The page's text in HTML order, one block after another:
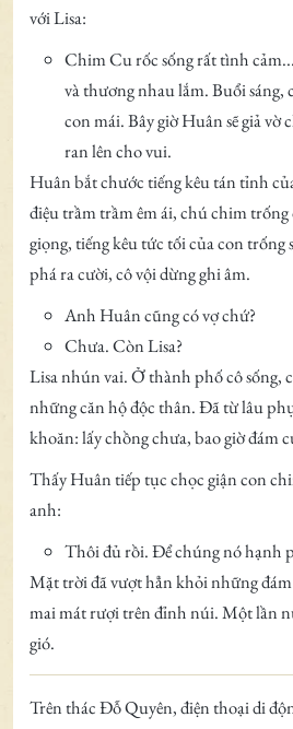
với Lisa:
Chim Cu rốc sống rất tình
và thương nhau lắm. Buổi
con mái. Bây giờ Huân sẽ giả vờ
ran lên cho vui.
Huân bắt chước tiếng kêu tán tỉnh
điệu trầm trầm êm ái, chú chim
giọng, tiếng kêu tức tối của con trống
phá ra cười, cô vội dừng ghi âm.
Anh Huân cũng có vợ chứ?
Chưa. Còn Lisa?
Lisa nhún vai. Ở thành phố cô sống,
những căn hộ độc thân. Đã từ lâu
khoăn: lấy chồng chưa, bao giờ đám
Thấy Huân tiếp tục chọc giận con
anh:
Thôi đủ rồi. Để chúng nó hạnh
Mặt trời đã vượt hẳn khỏi những
mai mát rượi trên đỉnh núi. Một lần
gió.
Trên thác Đỗ Quyên, điện thoại di